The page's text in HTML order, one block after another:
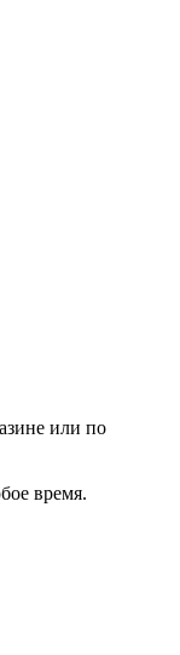
или по
время.